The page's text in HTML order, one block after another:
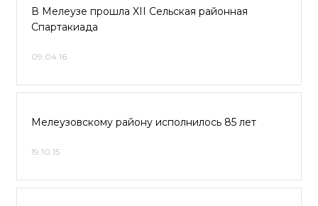
В Мелеузе прошла XII Сельская районная
Спартакиада
09.04.16
Мелеузовскому району исполнилось 85 лет
19.10.15